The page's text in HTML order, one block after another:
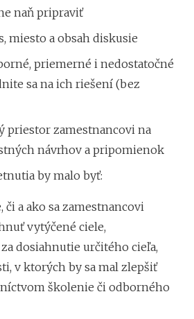
naň pripraviť
miesto a obsah diskusie
priemerné i nedostatočné
sa na ich riešení (bez
priestor zamestnancovi na
návrhov a pripomienok
by malo byť:
a ako sa zamestnancovi
vytýčené ciele,
dosiahnutie určitého cieľa,
v ktorých by sa mal zlepšiť
školenie či odborného